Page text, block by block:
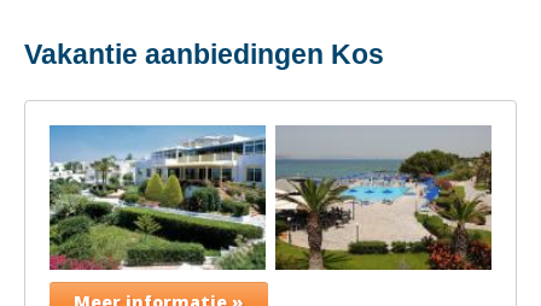
Vakantie aanbiedingen Kos